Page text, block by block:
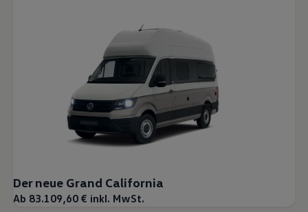
Der neue Grand California
Ab 83.109,60 € inkl. MwSt.